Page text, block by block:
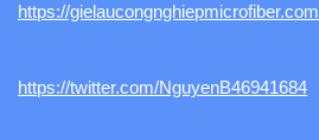
https://gielaucongnghiepmicrofiber.com
https://twitter.com/NguyenB46941684